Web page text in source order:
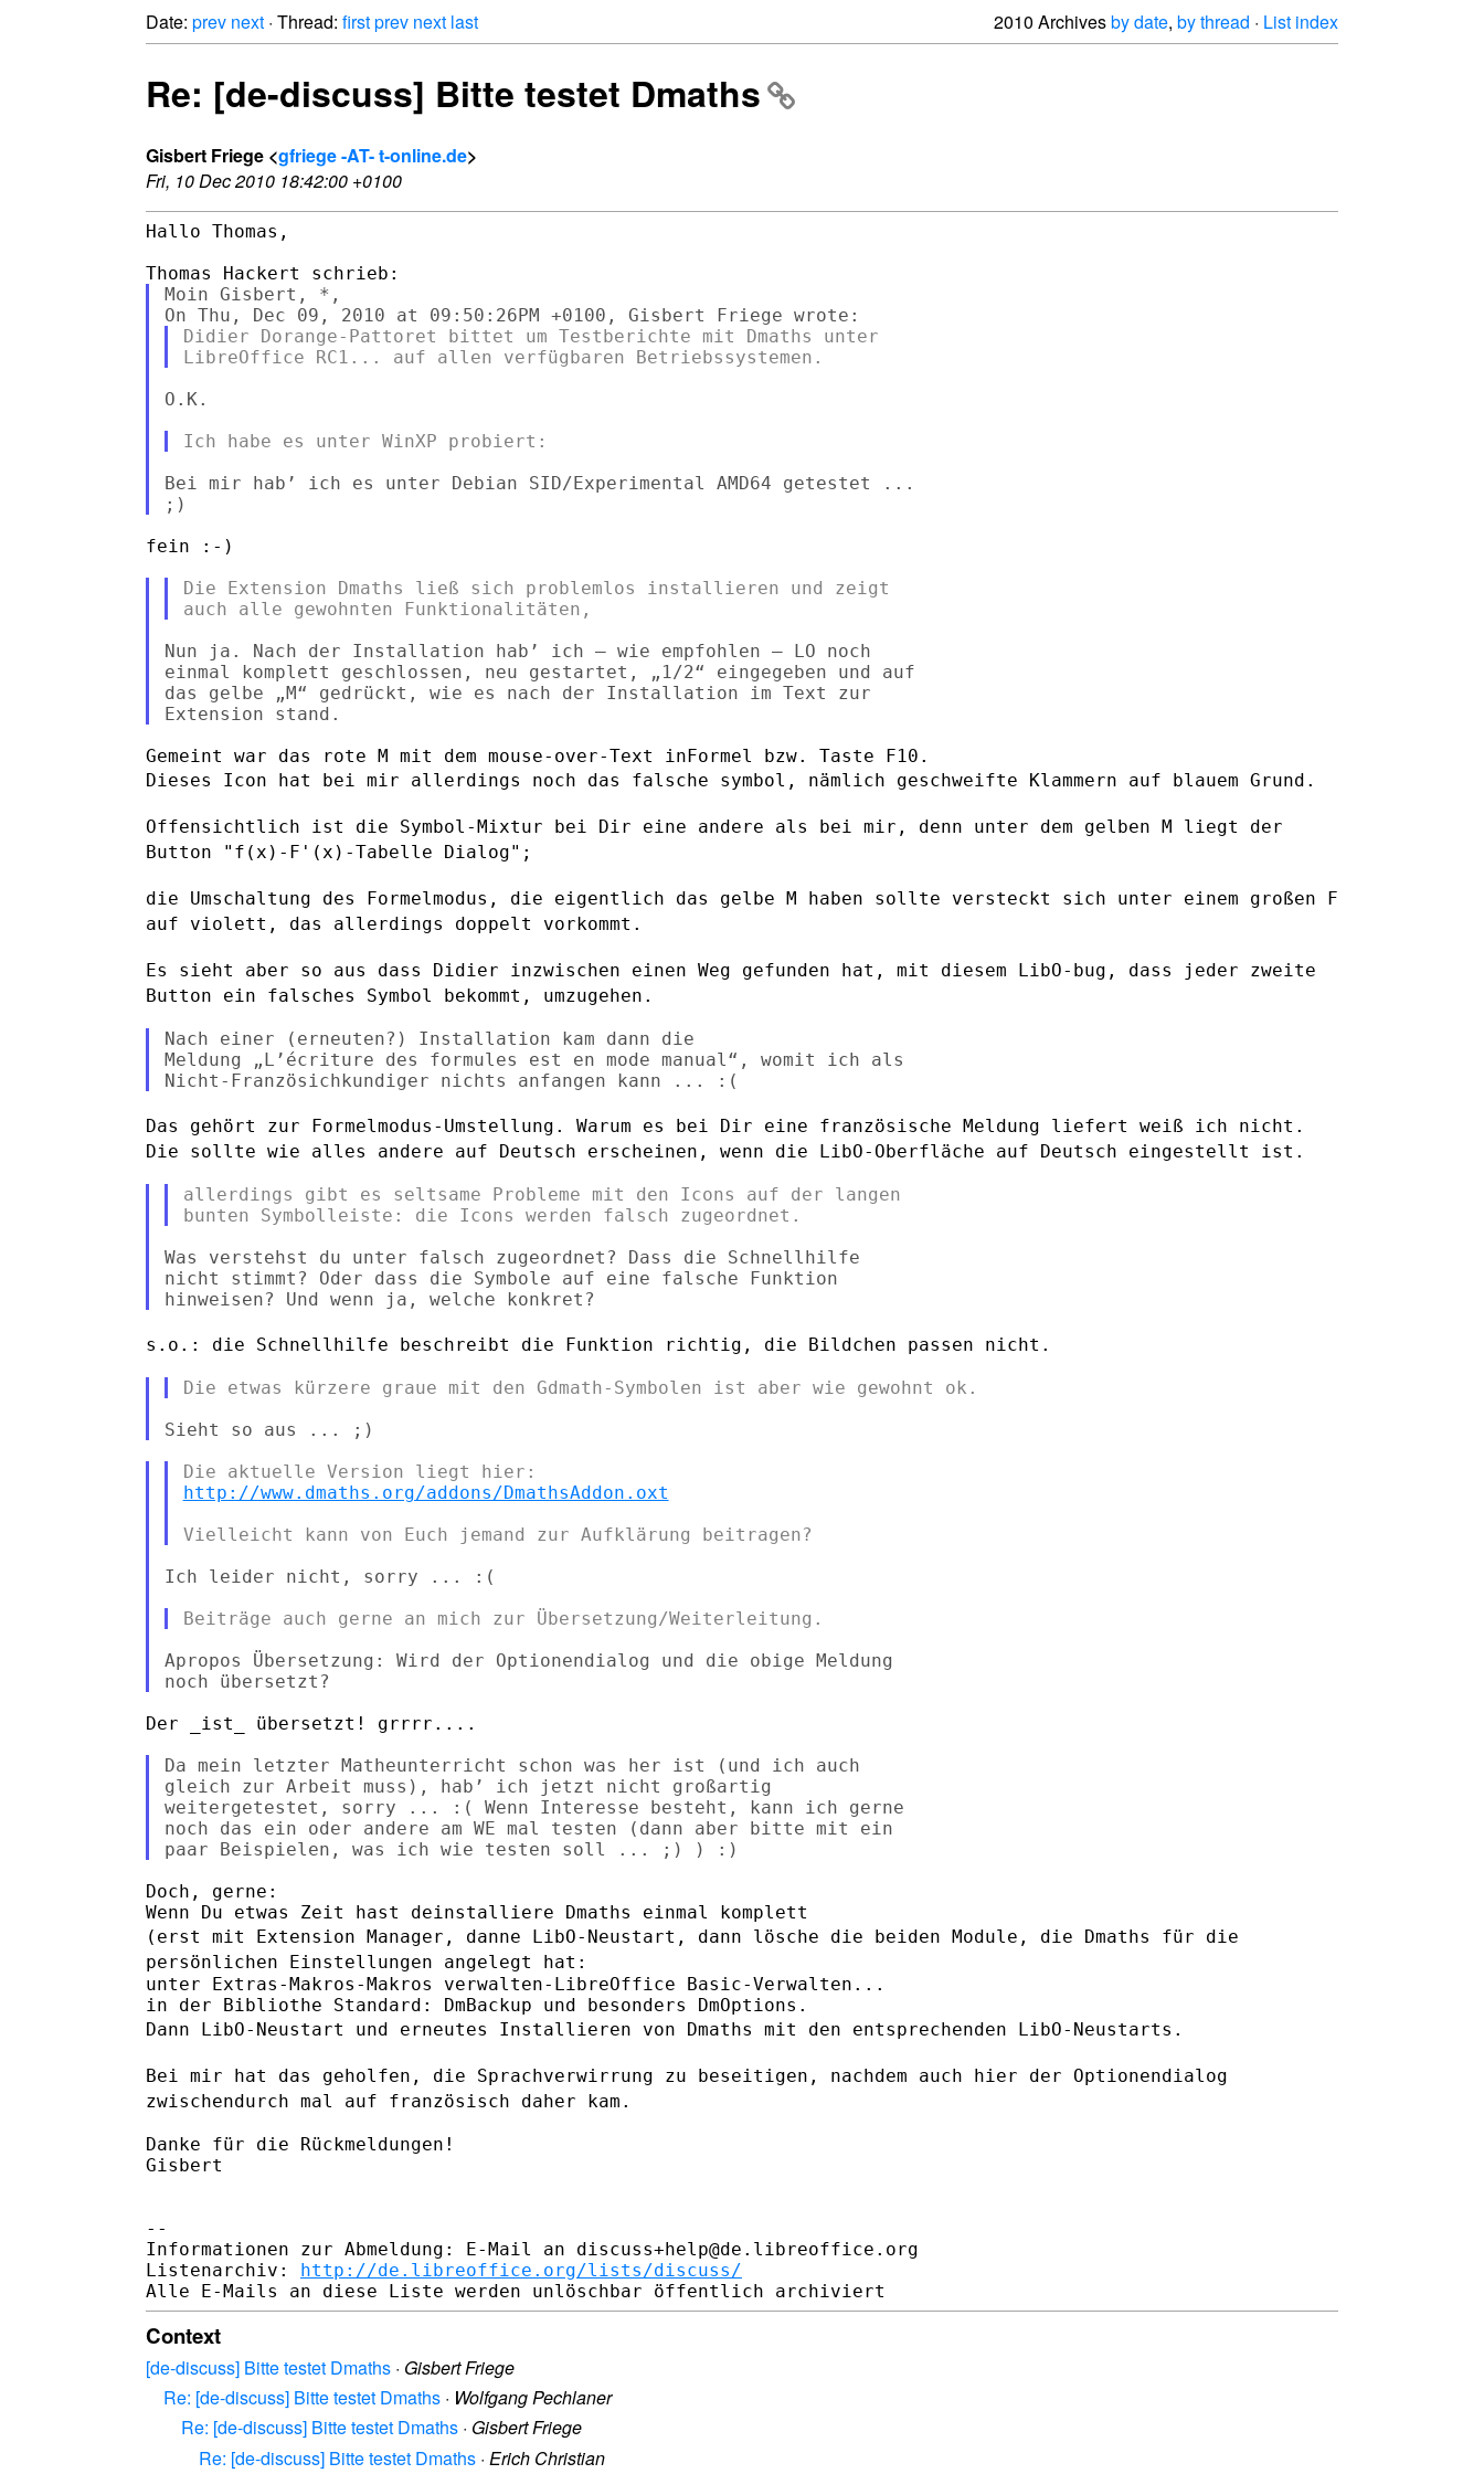
Date: prev next · Thread: firstprev next last 2010 Archivesby date, by thread · List index
Re: [de-discuss] Bitte testet Dmaths
Gisbert Friege <gfriege -AT- t-online.de>
Fri, 10 Dec 2010 18:42:00 +0100
Hallo Thomas,
Moin Gisbert, *,
Didier Dorange-Pattoret bittet um Testberichte mit Dmaths unter
O.K.
Bei mir hab’ ich es unter Debian SID/Experimental AMD64 getestet ...
fein :-)
Die Extension Dmaths ließ sich problemlos installieren und zeigt
Nun ja. Nach der Installation hab’ ich – wie empfohlen – LO noch
einmal komplett geschlossen, neu gestartet, „1/2“ eingegeben und auf
das gelbe „M“ gedrückt, wie es nach der Installation im Text zur
Dieses Icon hat bei mir allerdings noch das falsche symbol, nämlich geschweifte Klammern auf blauem Grund.
Offensichtlich ist die Symbol-Mixtur bei Dir eine andere als bei mir, denn unter dem gelben M liegt der
Button "f(x)-F'(x)-Tabelle Dialog";
die Umschaltung des Formelmodus, die eigentlich das gelbe M haben sollte versteckt sich unter einem großen F
auf violett, das allerdings doppelt vorkommt.
Es sieht aber so aus dass Didier inzwischen einen Weg gefunden hat, mit diesem LibO-bug, dass jeder zweite
Button ein falsches Symbol bekommt, umzugehen.
Nach einer (erneuten?) Installation kam dann die
Meldung „L’écriture des formules est en mode manual“, womit ich als
Das gehört zur Formelmodus-Umstellung. Warum es bei Dir eine französische Meldung liefert weiß ich nicht.
Die sollte wie alles andere auf Deutsch erscheinen, wenn die LibO-Oberfläche auf Deutsch eingestellt ist.
allerdings gibt es seltsame Probleme mit den Icons auf der langen
Was verstehst du unter falsch zugeordnet? Dass die Schnellhilfe
nicht stimmt? Oder dass die Symbole auf eine falsche Funktion
s.o.: die Schnellhilfe beschreibt die Funktion richtig, die Bildchen passen nicht.
http://www.dmaths.org/addons/DmathsAddon.oxt
Ich leider nicht, sorry ... :(
Apropos Übersetzung: Wird der Optionendialog und die obige Meldung
Der _ist_ übersetzt! grrrr....
Da mein letzter Matheunterricht schon was her ist (und ich auch
gleich zur Arbeit muss), hab’ ich jetzt nicht großartig
weitergetestet, sorry ... :( Wenn Interesse besteht, kann ich gerne
noch das ein oder andere am WE mal testen (dann aber bitte mit ein
Doch, gerne:
(erst mit Extension Manager, danne LibO-Neustart, dann lösche die beiden Module, die Dmaths für die
persönlichen Einstellungen angelegt hat:
unter Extras-Makros-Makros verwalten-LibreOffice Basic-Verwalten...
Dann LibO-Neustart und erneutes Installieren von Dmaths mit den entsprechenden LibO-Neustarts.
Bei mir hat das geholfen, die Sprachverwirrung zu beseitigen, nachdem auch hier der Optionendialog
zwischendurch mal auf französisch daher kam.
Danke für die Rückmeldungen!
Gisbert
--
Informationen zur Abmeldung: E-Mail an discuss+help@de.libreoffice.org
Listenarchiv: http://de.libreoffice.org/lists/discuss/
Context
[de-discuss] Bitte testet Dmaths · Gisbert Friege
Re: [de-discuss] Bitte testet Dmaths · Wolfgang Pechlaner
Re: [de-discuss] Bitte testet Dmaths · Gisbert Friege
Re: [de-discuss] Bitte testet Dmaths · Erich Christian